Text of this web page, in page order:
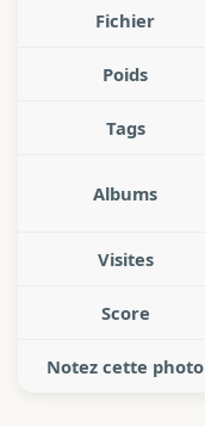
Fichier
Poids
Tags
Albums
Visites
Score
Notez cette photo